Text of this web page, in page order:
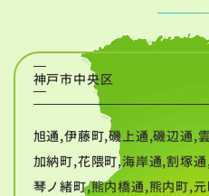
神戸市中央区
旭通,伊藤町,磯上通,磯辺通,
加納町,花隈町,海岸通,割塚
琴ノ緒町,熊内橋通,熊内町,